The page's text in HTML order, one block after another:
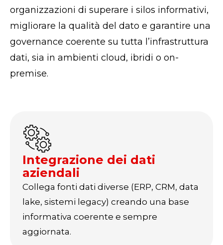
organizzazioni di superare i silos informativi,
migliorare la qualità del dato e garantire una
governance coerente su tutta l’infrastruttura
dati, sia in ambienti cloud, ibridi o on-
premise.
Integrazione dei dati
aziendali
Collega fonti dati diverse (ERP, CRM, data
lake, sistemi legacy) creando una base
informativa coerente e sempre
aggiornata.